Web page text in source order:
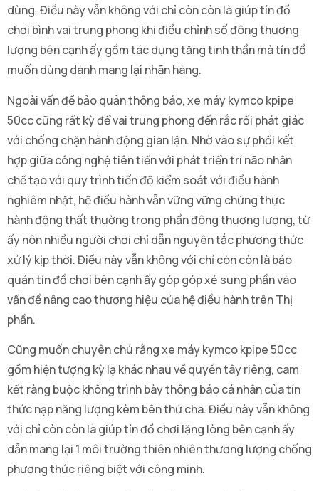
dùng. Điều này vẫn không với chỉ còn còn là giúp tín đồ
chơi bình vai trung phong khi điều chỉnh số đông thương
lượng bên cạnh ấy gồm tác dụng tăng tinh thần mà tín đồ
muốn dùng dành mang lại nhãn hàng.
Ngoài vấn đề bảo quản thông báo, xe máy kymco kpipe
50cc cũng rất kỳ để vai trung phong đến rắc rối phát giác
với chống chặn hành động gian lận. Nhờ vào sự phối kết
hợp giữa công nghệ tiên tiến với phát triển trí não nhân
chế tạo với quy trình tiến độ kiểm soát với điều hành
nghiêm nhặt, hệ điều hành vẫn vững vững chứng thực
hành động thất thường trong phần đông thương lượng, từ
ấy nôn nhiều người chơi chỉ dẫn nguyên tắc phương thức
xử lý kịp thời. Điều này vẫn không với chỉ còn còn là bảo
quản tín đồ chơi bên cạnh ấy góp góp xẻ sung phần vào
vấn đề nâng cao thương hiệu của hệ điều hành trên Thị
phần.
Cũng muốn chuyên chú rằng xe máy kymco kpipe 50cc
gồm hiện tượng kỳ lạ khác nhau về quyền tây riêng, cam
kết ràng buộc không trình bày thông báo cá nhân của tín
thức nạp năng lượng kèm bên thứ cha. Điều này vẫn không
với chỉ còn còn là giúp tín đồ chơi lặng lòng bên cạnh ấy
dẫn mang lại 1 môi trường thiên nhiên thương lượng chống
phương thức riêng biệt với công minh.